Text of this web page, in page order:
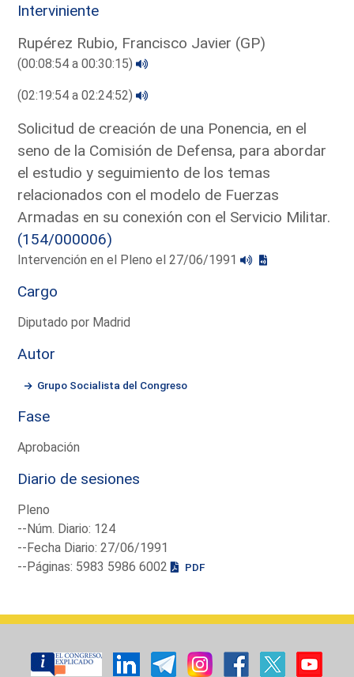
Interviniente
Rupérez Rubio, Francisco Javier (GP)
(00:08:54 a 00:30:15)
(02:19:54 a 02:24:52)
Solicitud de creación de una Ponencia, en el
seno de la Comisión de Defensa, para abordar
el estudio y seguimiento de los temas
relacionados con el modelo de Fuerzas
Armadas en su conexión con el Servicio Militar.
(154/000006)
Intervención en el Pleno el 27/06/1991
Cargo
Diputado por Madrid
Autor
Grupo Socialista del Congreso
Fase
Aprobación
Diario de sesiones
Pleno
--Núm. Diario: 124
--Fecha Diario: 27/06/1991
--Páginas: 5983 5986 6002
PDF